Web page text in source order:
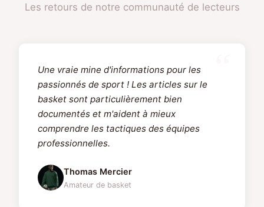
Les retours de notre communauté de lecteurs
Une vraie mine d'informations pour les
passionnés de sport ! Les articles sur le
basket sont particulièrement bien
documentés et m'aident à mieux
comprendre les tactiques des équipes
professionnelles.
Thomas Mercier
Amateur de basket